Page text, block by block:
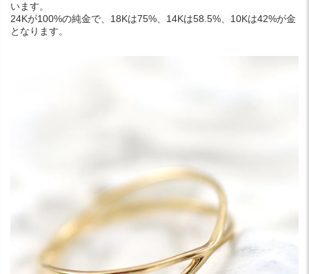
います。
24Kが100%の純金で、18Kは75%、14Kは58.5%、10Kは42%が金
となります。